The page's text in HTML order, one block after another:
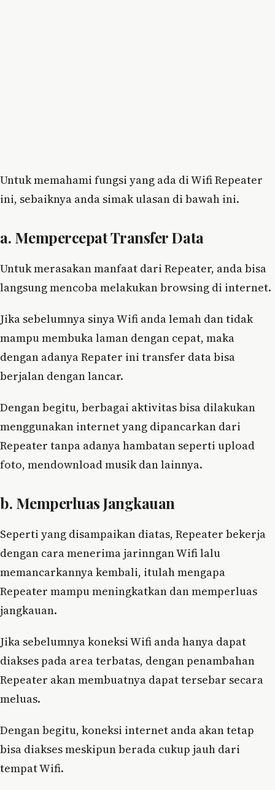
Untuk memahami fungsi yang ada di Wifi Repeater
ini, sebaiknya anda simak ulasan di bawah ini.
a. Mempercepat Transfer Data
Untuk merasakan manfaat dari Repeater, anda bisa
langsung mencoba melakukan browsing di internet.
Jika sebelumnya sinya Wifi anda lemah dan tidak
mampu membuka laman dengan cepat, maka
dengan adanya Repater ini transfer data bisa
berjalan dengan lancar.
Dengan begitu, berbagai aktivitas bisa dilakukan
menggunakan internet yang dipancarkan dari
Repeater tanpa adanya hambatan seperti upload
foto, mendownload musik dan lainnya.
b. Memperluas Jangkauan
Seperti yang disampaikan diatas, Repeater bekerja
dengan cara menerima jarinngan Wifi lalu
memancarkannya kembali, itulah mengapa
Repeater mampu meningkatkan dan memperluas
jangkauan.
Jika sebelumnya koneksi Wifi anda hanya dapat
diakses pada area terbatas, dengan penambahan
Repeater akan membuatnya dapat tersebar secara
meluas.
Dengan begitu, koneksi internet anda akan tetap
bisa diakses meskipun berada cukup jauh dari
tempat Wifi.